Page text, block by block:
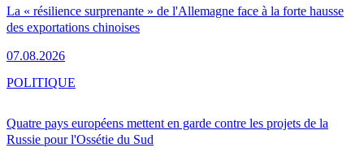
La « résilience surprenante » de l'Allemagne face à la forte hausse
des exportations chinoises
07.08.2026
Quatre pays européens mettent en garde contre les projets de la
Russie pour l'Ossétie du Sud
POLITIQUE